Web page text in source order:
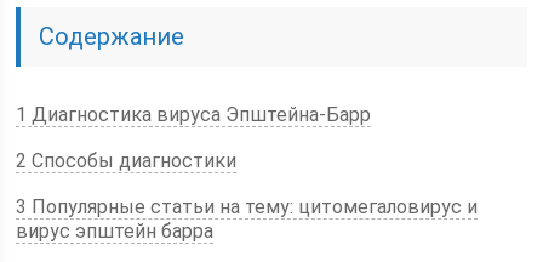
Содержание
1 Диагностика вируса Эпштейна-Барр
2 Способы диагностики
3 Популярные статьи на тему: цитомегаловирус и
вирус эпштейн барра